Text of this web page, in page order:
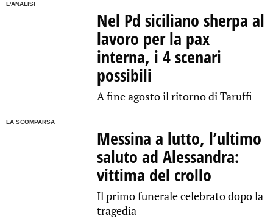
L'ANALISI
Nel Pd siciliano sherpa al
lavoro per la pax
interna, i 4 scenari
possibili
A fine agosto il ritorno di Taruffi
LA SCOMPARSA
Messina a lutto, l’ultimo
saluto ad Alessandra:
vittima del crollo
Il primo funerale celebrato dopo la
tragedia